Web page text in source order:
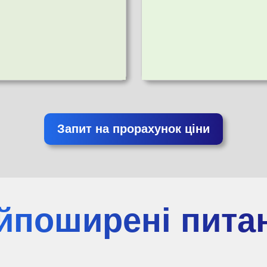
Запит на прорахунок ціни